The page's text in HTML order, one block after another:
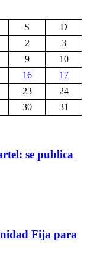
S
D
2
3
9
10
16
17
23
24
30
31
se publica
Fija para